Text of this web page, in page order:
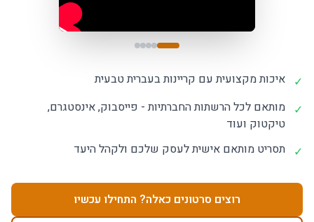
✓ איכות מקצועית עם קריינות בעברית טבעית
✓ מותאם לכל הרשתות החברתיות - פייסבוק, אינסטגרם,
טיקטוק ועוד
✓ תסריט מותאם אישית לעסק שלכם ולקהל היעד
רוצים סרטונים כאלה? התחילו עכשיו